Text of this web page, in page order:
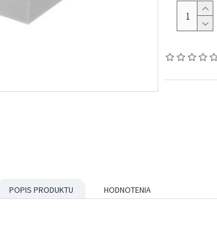
POPIS PRODUKTU HODNOTENIA